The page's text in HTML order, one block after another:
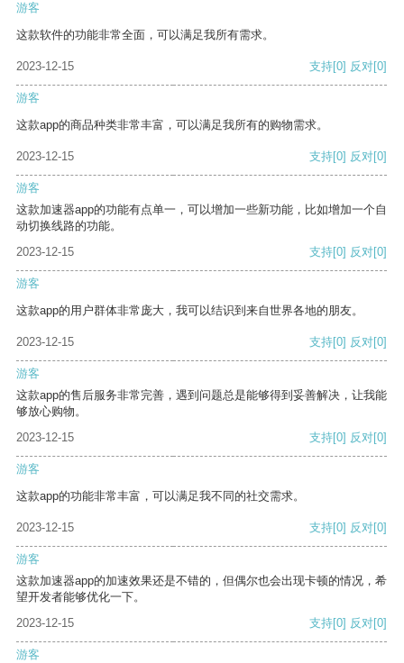
游客
这款软件的功能非常全面，可以满足我所有需求。
2023-12-15 支持[0] 反对[0]
游客
这款app的商品种类非常丰富，可以满足我所有的购物需求。
2023-12-15 支持[0] 反对[0]
游客
这款加速器app的功能有点单一，可以增加一些新功能，比如增加一个自
动切换线路的功能。
2023-12-15
支持[0] 反对[0]
游客
这款app的用户群体非常庞大，我可以结识到来自世界各地的朋友。
2023-12-15 支持[0] 反对[0]
游客
这款app的售后服务非常完善，遇到问题总是能够得到妥善解决，让我能
够放心购物。
2023-12-15
支持[0] 反对[0]
游客
这款app的功能非常丰富，可以满足我不同的社交需求。
2023-12-15 支持[0] 反对[0]
游客
这款加速器app的加速效果还是不错的，但偶尔也会出现卡顿的情况，希
望开发者能够优化一下。
2023-12-15
支持[0] 反对[0]
游客